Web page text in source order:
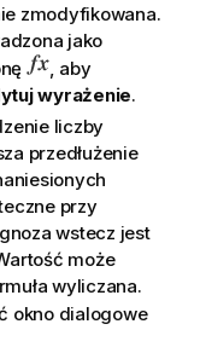
zmodyfikowana.
jako
, aby
wyrażenie.
liczby
przedłużenie
przy
wstecz jest
może
wyliczana.
okno dialogowe